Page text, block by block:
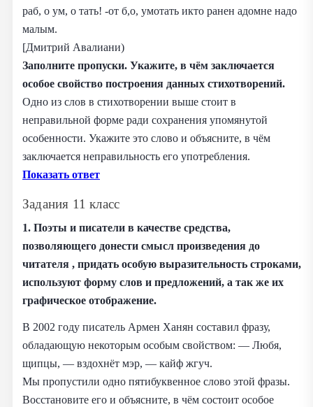
раб, о ум, о тать! -от б,о, умотать икто ранен адомне надо
малым.
[Дмитрий Авалиани)
Заполните пропуски. Укажите, в чём заключается
особое свойство построения данных стихотворений.
Одно из слов в стихотворении выше стоит в
неправильной форме ради сохранения упомянутой
особенности. Укажите это слово и объясните, в чём
заключается неправильность его употребления.
Показать ответ
Задания 11 класс
1. Поэты и писатели в качестве средства,
позволяющего донести смысл произведения до
читателя , придать особую выразительность строками,
используют форму слов и предложений, а так же их
графическое отображение.
В 2002 году писатель Армен Ханян составил фразу,
обладающую некоторым особым свойством: — Любя,
щипцы, — вздохнёт мэр, — кайф жгуч.
Мы пропустили одно пятибуквенное слово этой фразы.
Восстановите его и объясните, в чём состоит особое